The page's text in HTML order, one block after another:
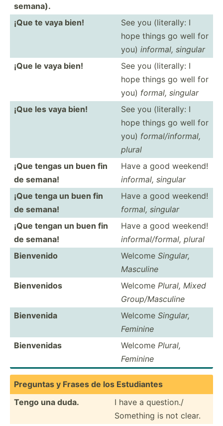
semana).
¡Que te vaya bien!
See you (liter­ally: I
hope things go well for
you) informal, singular
¡Que le vaya bien!
See you (liter­ally: I
hope things go well for
you) formal, singular
¡Que les vaya bien!
See you (liter­ally: I
hope things go well for
you) formal­/in­formal,
plural
¡Que tengas un buen fin
de semana!
Have a good weekend!
informal, singular
¡Que tenga un buen fin
de semana!
Have a good weekend!
formal, singular
¡Que tengan un buen fin
de semana!
Have a good weekend!
inform­al/­formal, plural
Bienvenido
Welcome Singular,
Masculine
Bienve­nidos
Welcome Plural, Mixed
Group/­Mas­culine
Bienvenida
Welcome Singular,
Feminine
Bienve­nidas
Welcome Plural,
Feminine
Preg­untas y Frases de los Estudi­antes
Tengo una duda.
I have a question./
Something is not clear.